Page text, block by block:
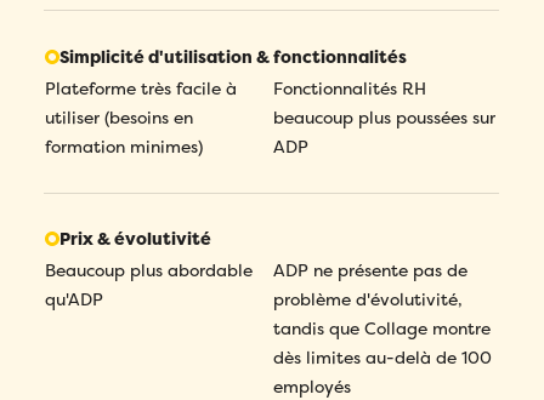
Simplicité d'utilisation & fonctionnalités
Plateforme très facile à
utiliser (besoins en
formation minimes)
Fonctionnalités RH
beaucoup plus poussées sur
ADP
Prix & évolutivité
Beaucoup plus abordable
qu'ADP
ADP ne présente pas de
problème d'évolutivité,
tandis que Collage montre
dès limites au-delà de 100
employés